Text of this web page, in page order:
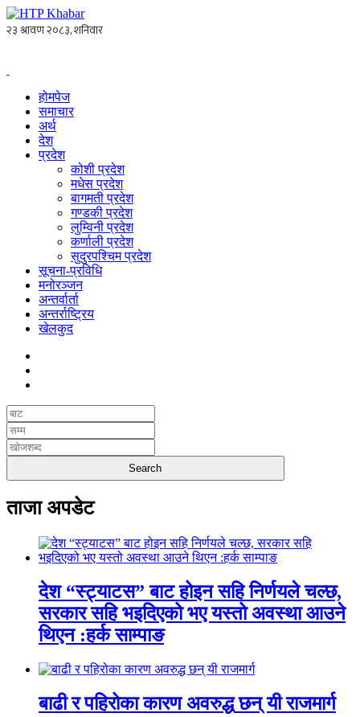
होमपेज
समाचार
अर्थ
देश
प्रदेश
कोशी प्रदेश
मधेस प्रदेश
बागमती प्रदेश
गण्डकी प्रदेश
लुम्विनी प्रदेश
कर्णाली प्रदेश
सुदुरपश्चिम प्रदेश
सूचना-प्रविधि
मनोरञ्जन
अन्तर्वार्ता
अन्तर्राष्ट्रिय
खेलकुद
ताजा अपडेट
देश “स्ट्याटस” बाट होइन सहि निर्णयले चल्छ,
सरकार सहि भइदिएको भए यस्तो अवस्था आउने
थिएन :हर्क साम्पाङ
बाढी र पहिरोका कारण अवरुद्ध छन् यी राजमार्ग